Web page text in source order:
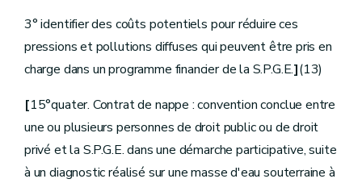
Art.
D.222
Section[3 Dispositions relatives à la gestion publique de l'assainissement autonome]
[Décret 23.06.2016]
Sous-section[ 1ère
Missions]
[Décret 23.06.2016]
Sous-section[2 Obligations particulières]
[Décret 23.06.2016]
Art.
Sous-section [3 Organisation]
[Décret 23.06.2016]
3° identifier des coûts potentiels pour réduire ces
pressions et pollutions diffuses qui peuvent être pris en
charge dans un programme financier de la S.P.G.E.](13)
[15°quater. Contrat de nappe : convention conclue entre
une ou plusieurs personnes de droit public ou de droit
privé et la S.P.G.E. dans une démarche participative, suite
à un diagnostic réalisé sur une masse d'eau souterraine à